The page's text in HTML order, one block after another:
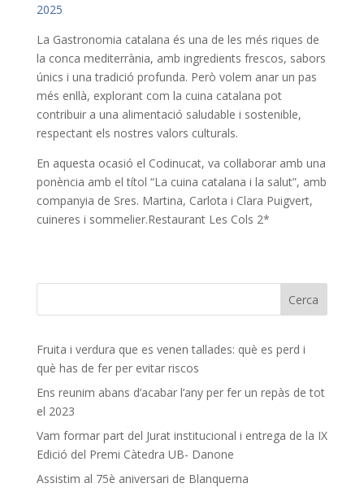
2025
La Gastronomia catalana és una de les més riques de
la conca mediterrània, amb ingredients frescos, sabors
únics i una tradició profunda. Però volem anar un pas
més enllà, explorant com la cuina catalana pot
contribuir a una alimentació saludable i sostenible,
respectant els nostres valors culturals.
En aquesta ocasió el Codinucat, va col·laborar amb una
ponència amb el títol “La cuina catalana i la salut”, amb
companyia de Sres. Martina, Carlota i Clara Puigvert,
cuineres i sommelier.Restaurant Les Cols 2*
Fruita i verdura que es venen tallades: què es perd i
què has de fer per evitar riscos
Ens reunim abans d’acabar l’any per fer un repàs de tot
el 2023
Vam formar part del Jurat institucional i entrega de la IX
Edició del Premi Càtedra UB- Danone
Assistim al 75è aniversari de Blanquerna